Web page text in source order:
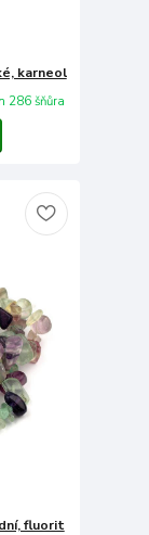
karneol
286 šňůra
fluorit